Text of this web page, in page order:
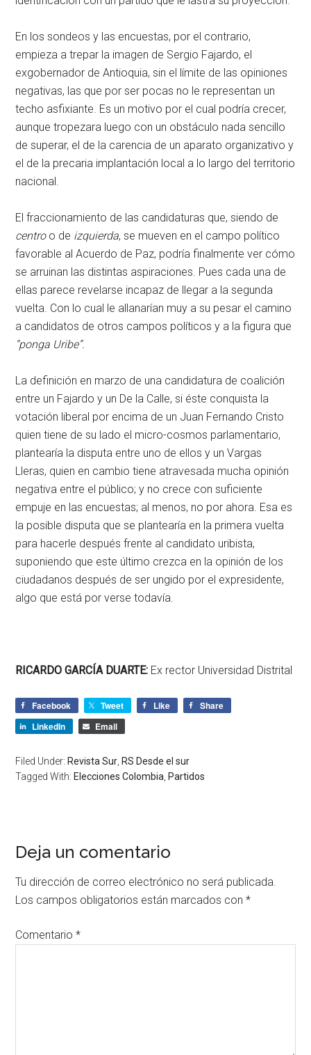
En los sondeos y las encuestas, por el contrario,
empieza a trepar la imagen de Sergio Fajardo, el
exgobernador de Antioquia, sin el límite de las opiniones
negativas, las que por ser pocas no le representan un
techo asfixiante. Es un motivo por el cual podría crecer,
aunque tropezara luego con un obstáculo nada sencillo
de superar, el de la carencia de un aparato organizativo y
el de la precaria implantación local a lo largo del territorio
nacional.
El fraccionamiento de las candidaturas que, siendo de
centroo de izquierda, se mueven en el campo político
favorable al Acuerdo de Paz, podría finalmente ver cómo
se arruinan las distintas aspiraciones. Pues cada una de
ellas parece revelarse incapaz de llegar a la segunda
vuelta. Con lo cual le allanarían muy a su pesar el camino
a candidatos de otros campos políticos y a la figura que
“ponga Uribe”.
La definición en marzo de una candidatura de coalición
entre un Fajardo y un De la Calle, si éste conquista la
votación liberal por encima de un Juan Fernando Cristo
quien tiene de su lado el micro-cosmos parlamentario,
plantearía la disputa entre uno de ellos y un Vargas
Lleras, quien en cambio tiene atravesada mucha opinión
negativa entre el público; y no crece con suficiente
empuje en las encuestas; al menos, no por ahora. Esa es
la posible disputa que se plantearía en la primera vuelta
para hacerle después frente al candidato uribista,
suponiendo que este último crezca en la opinión de los
ciudadanos después de ser ungido por el expresidente,
algo que está por verse todavía.
RICARDO GARCÍA DUARTE: Ex rector Universidad Distrital
Facebook Tweet Like
Share
LinkedIn
Email
Filed Under: Revista Sur RS Desde el sur
Tagged With: Elecciones Colombia Partidos
Deja un comentario
Tu dirección de correo electrónico no será publicada.
Los campos obligatorios están marcados con*
Comentario*